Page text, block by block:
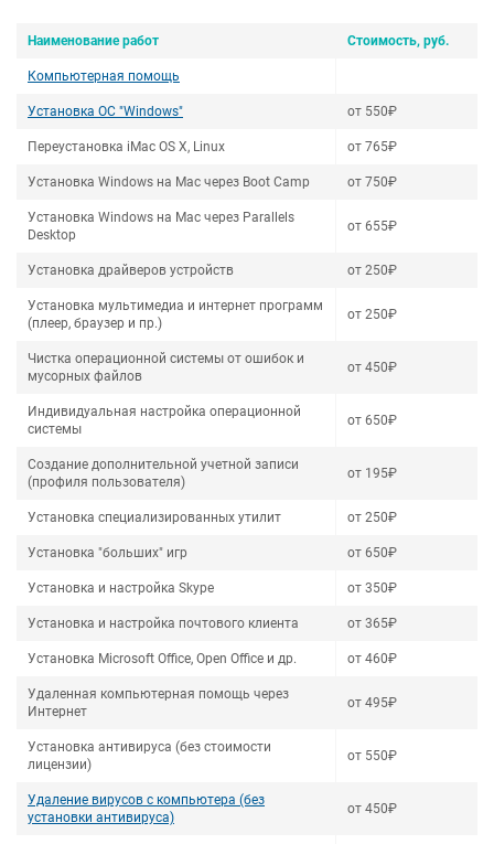
Наименование работ Стоимость, руб.
Компьютерная помощь
Установка ОС "Windows" от 550₽
Переустановка iMac OS X, Linux от 765₽
Установка Windows на Mac через Boot Camp от 750₽
Установка Windows на Mac через Parallels
Desktop
от 655₽
Установка драйверов устройств от 250₽
Установка мультимедиа и интернет программ
(плеер, браузер и пр.)
от 250₽
Чистка операционной системы от ошибок и
мусорных файлов
от 450₽
Индивидуальная настройка операционной
системы
от 650₽
Создание дополнительной учетной записи
(профиля пользователя)
от 195₽
Установка специализированных утилит от 250₽
Установка "больших" игр от 650₽
Установка и настройка Skype от 350₽
Установка и настройка почтового клиента от 365₽
Установка Microsoft Office, Open Office и др. от 460₽
Удаленная компьютерная помощь через
Интернет
от 495₽
Установка антивируса (без стоимости
лицензии)
от 550₽
Удаление вирусов с компьютера (без
установки антивируса)
от 450₽